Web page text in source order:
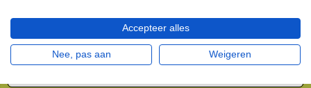
Opslaan
Accepteer alles
Nee, pas aan Weigeren